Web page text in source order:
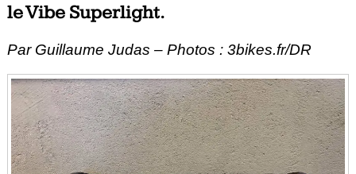
le Vibe Superlight.
Par Guillaume Judas – Photos : 3bikes.fr/DR